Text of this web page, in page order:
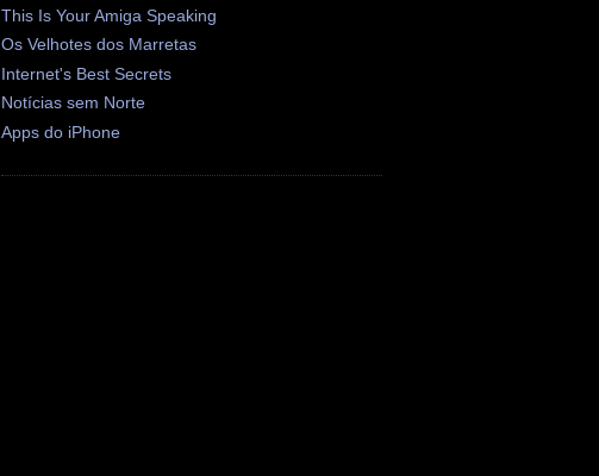
This Is Your Amiga Speaking
Os Velhotes dos Marretas
Internet's Best Secrets
Notícias sem Norte
Apps do iPhone